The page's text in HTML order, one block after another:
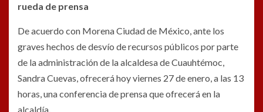
rueda de prensa
De acuerdo con Morena Ciudad de México, ante los
graves hechos de desvío de recursos públicos por parte
de la administración de la alcaldesa de Cuauhtémoc,
Sandra Cuevas, ofrecerá hoy viernes 27 de enero, a las 13
horas, una conferencia de prensa que ofrecerá en la
alcaldía.